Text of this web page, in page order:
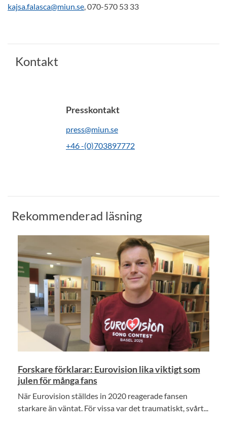
kajsa.falasca@miun.se, 070-570 53 33
Kontakt
Presskontakt
press@miun.se
+46 -(0)703897772
Rekommenderad läsning
Forskare förklarar: Eurovision lika viktigt som
julen för många fans
När Eurovision ställdes in 2020 reagerade fansen
starkare än väntat. För vissa var det traumatiskt, svårt...